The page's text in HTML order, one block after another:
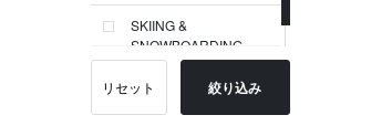
SKIING &
SNOWBOARDING
リセット 絞り込み